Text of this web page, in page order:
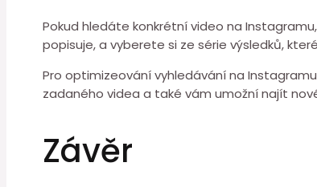
Pokud hledáte konkrétní video na
popisuje, a vyberete si ze série výsledků,
Pro optimizeování vyhledávání na
zadaného videa a také vám umožní najít
Závěr